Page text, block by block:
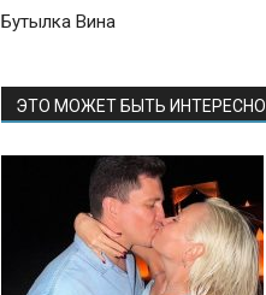
Бутылка Вина
ЭТО МОЖЕТ БЫТЬ ИНТЕРЕСНО